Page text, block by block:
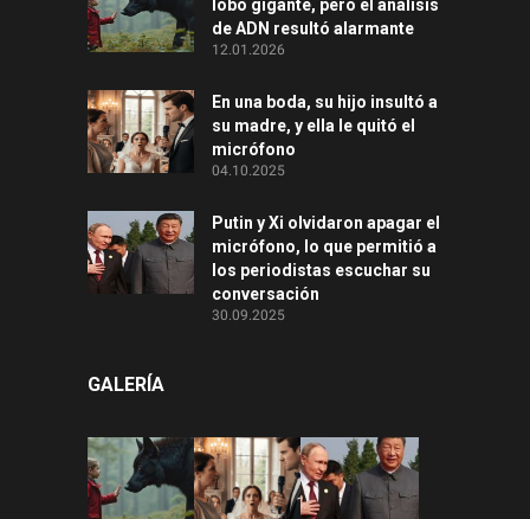
lobo gigante, pero el análisis
de ADN resultó alarmante
12.01.2026
En una boda, su hijo insultó a
su madre, y ella le quitó el
micrófono
04.10.2025
Putin y Xi olvidaron apagar el
micrófono, lo que permitió a
los periodistas escuchar su
conversación
30.09.2025
GALERÍA